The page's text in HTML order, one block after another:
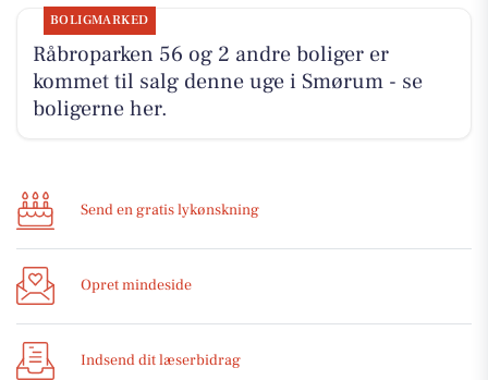
BOLIGMARKED
Råbroparken 56 og 2 andre boliger er
kommet til salg denne uge i Smørum - se
boligerne her.
Send en gratis lykønskning
Opret mindeside
Indsend dit læserbidrag